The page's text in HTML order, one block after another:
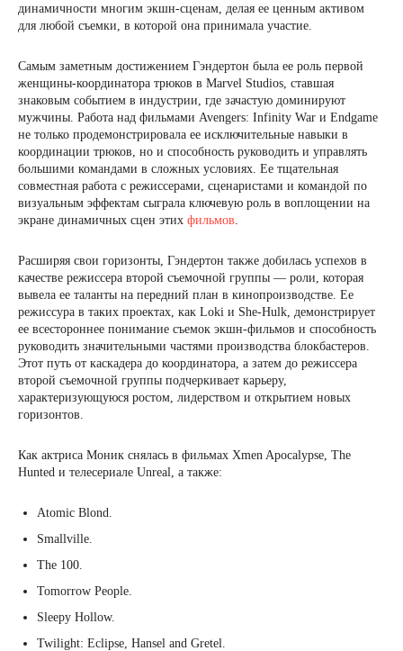
динамичности многим экшн-сценам, делая ее ценным активом
для любой съемки, в которой она принимала участие.
Самым заметным достижением Гэндертон была ее роль первой
женщины-координатора трюков в Marvel Studios, ставшая
знаковым событием в индустрии, где зачастую доминируют
мужчины. Работа над фильмами Avengers: Infinity War и Endgame
не только продемонстрировала ее исключительные навыки в
координации трюков, но и способность руководить и управлять
большими командами в сложных условиях. Ее тщательная
совместная работа с режиссерами, сценаристами и командой по
визуальным эффектам сыграла ключевую роль в воплощении на
экране динамичных сцен этих фильмов.
Расширяя свои горизонты, Гэндертон также добилась успехов в
качестве режиссера второй съемочной группы — роли, которая
вывела ее таланты на передний план в кинопроизводстве. Ее
режиссура в таких проектах, как Loki и She-Hulk, демонстрирует
ее всестороннее понимание съемок экшн-фильмов и способность
руководить значительными частями производства блокбастеров.
Этот путь от каскадера до координатора, а затем до режиссера
второй съемочной группы подчеркивает карьеру,
характеризующуюся ростом, лидерством и открытием новых
горизонтов.
Как актриса Моник снялась в фильмах Xmen Apocalypse, The
Hunted и телесериале Unreal, а также:
Atomic Blond.
Smallville.
The 100.
Tomorrow People.
Sleepy Hollow.
Twilight: Eclipse, Hansel and Gretel.